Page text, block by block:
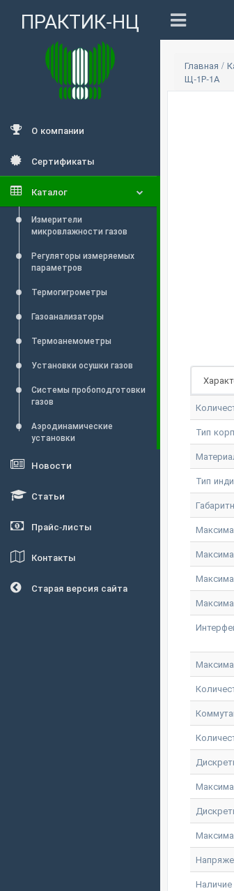
ПРАКТИК-НЦ
О компании
Сертификаты
Каталог
Измерители
микровлажности газов
Регуляторы измеряемых
параметров
Термогигрометры
Газоанализаторы
Термоанемометры
Установки осушки газов
Системы пробоподготовки
газов
Аэродинамические
установки
Новости
Статьи
Прайс-листы
Контакты
Старая версия сайта
Главная /
Щ-1Р-1А
Тип
Тип
Наличие